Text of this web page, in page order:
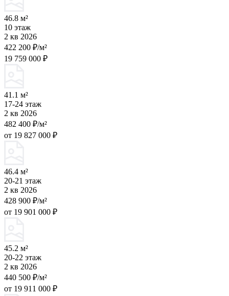
46.8 м²
10 этаж
2 кв 2026
422 200 ₽/м²
19 759 000 ₽
41.1 м²
17-24 этаж
2 кв 2026
482 400 ₽/м²
от 19 827 000 ₽
46.4 м²
20-21 этаж
2 кв 2026
428 900 ₽/м²
от 19 901 000 ₽
45.2 м²
20-22 этаж
2 кв 2026
440 500 ₽/м²
от 19 911 000 ₽